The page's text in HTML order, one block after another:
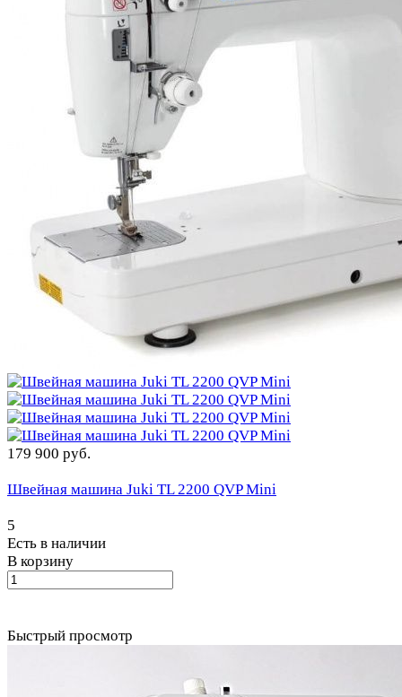
179 900 руб.
Швейная машина Juki TL 2200 QVP Mini
5
Есть в наличии
В корзину
Быстрый просмотр